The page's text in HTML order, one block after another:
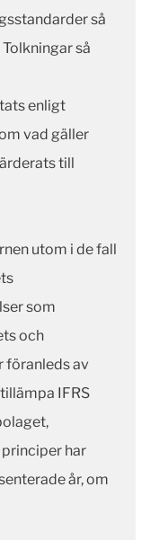
så
så
enligt
vad gäller
till
utom i de fall
som
och
föranleds av
IFRS
har
år, om